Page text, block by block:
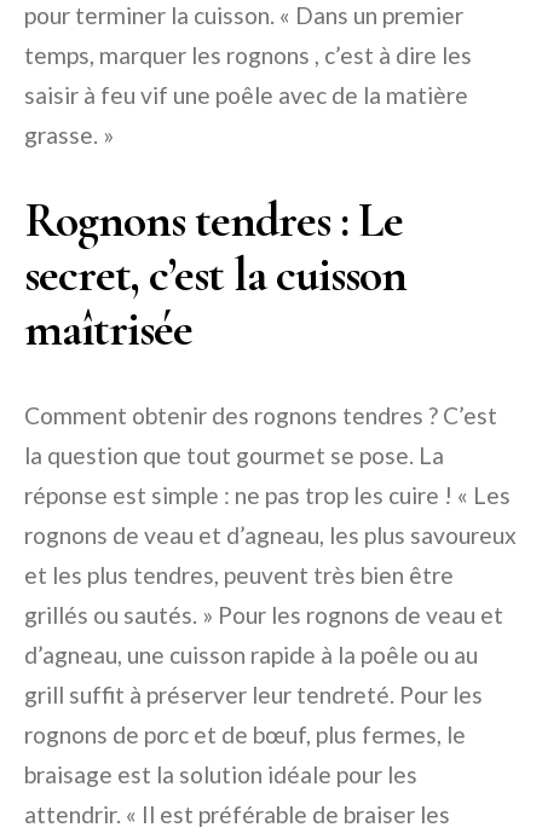
pour terminer la cuisson. « Dans un premier
temps, marquer les rognons , c’est à dire les
saisir à feu vif une poêle avec de la matière
grasse. »
Rognons tendres : Le
secret, c’est la cuisson
maîtrisée
Comment obtenir des rognons tendres ? C’est
la question que tout gourmet se pose. La
réponse est simple : ne pas trop les cuire ! « Les
rognons de veau et d’agneau, les plus savoureux
et les plus tendres, peuvent très bien être
grillés ou sautés. » Pour les rognons de veau et
d’agneau, une cuisson rapide à la poêle ou au
grill suffit à préserver leur tendreté. Pour les
rognons de porc et de bœuf, plus fermes, le
braisage est la solution idéale pour les
attendrir. « Il est préférable de braiser les